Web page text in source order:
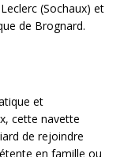
(Sochaux) et
de Brognard.
et
cette navette
de rejoindre
en famille ou